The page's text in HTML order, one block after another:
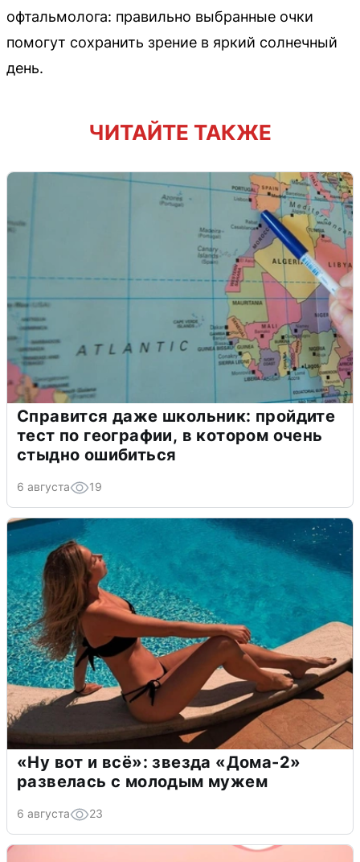
офтальмолога: правильно выбранные очки
помогут сохранить зрение в яркий солнечный
день.
ЧИТАЙТЕ ТАКЖЕ
Справится даже школьник: пройдите
тест по географии, в котором очень
стыдно ошибиться
6 августа 19
«Ну вот и всё»: звезда «Дома-2»
развелась с молодым мужем
6 августа 23